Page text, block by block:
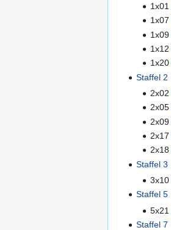
1x01
1x07
1x09
1x12
1x20
Staffel 2
2x02
2x05
2x09
2x17
2x18
Staffel 3
3x10
Staffel 5
5x21
Staffel 7